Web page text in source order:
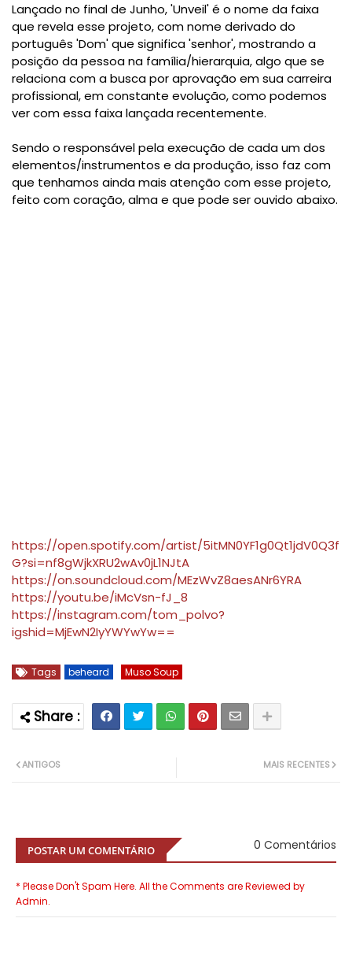
Lançado no final de Junho, 'Unveil' é o nome da faixa
que revela esse projeto, com nome derivado do
português 'Dom' que significa 'senhor', mostrando a
posição da pessoa na família/hierarquia, algo que se
relaciona com a busca por aprovação em sua carreira
profissional, em constante evolução, como podemos
ver com essa faixa lançada recentemente.
Sendo o responsável pela execução de cada um dos
elementos/instrumentos e da produção, isso faz com
que tenhamos ainda mais atenção com esse projeto,
feito com coração, alma e que pode ser ouvido abaixo.
https://open.spotify.com/artist/5itMN0YF1g0Qt1jdV0Q3f
G?si=nf8gWjkXRU2wAv0jL1NJtA
https://on.soundcloud.com/MEzWvZ8aesANr6YRA
https://youtu.be/iMcVsn-fJ_8
https://instagram.com/tom_polvo?
igshid=MjEwN2IyYWYwYw==
Tags beheard Muso Soup
MAIS RECENTES
ANTIGOS
POSTAR UM COMENTÁRIO 0 Comentários
* Please Don't Spam Here. All the Comments are Reviewed by
Admin.